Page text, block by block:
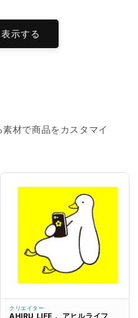
示する
材で商品をカスタマイ
クリエイター
AHIRU LIFE． アヒルライフ